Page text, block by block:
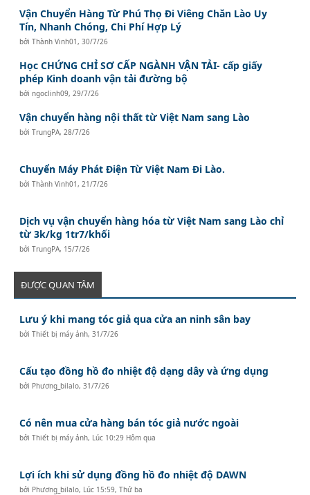
Vận Chuyển Hàng Từ Phú Thọ Đi Viêng Chăn Lào Uy
Tín, Nhanh Chóng, Chi Phí Hợp Lý
bởiThành Vinh01 ,30/7/26
Học CHỨNG CHỈ SƠ CẤP NGÀNH VẬN TẢI- cấp giấy
phép Kinh doanh vận tải đường bộ
bởingoclinh09, 29/7/26
Vận chuyển hàng nội thất từ Việt Nam sang Lào
bởiTrungPA, 28/7/26
Chuyển Máy Phát Điện Từ Việt Nam Đi Lào.
bởiThành Vinh01 , 21/7/26
Dịch vụ vận chuyển hàng hóa từ Việt Nam sang Lào chỉ
từ 3k/kg 1tr7/khối
bởiTrungPA, 15/7/26
ĐƯỢC QUAN TÂM
Lưu ý khi mang tóc giả qua cửa an ninh sân bay
bởiThiết bị máy ảnh,31/7/26
Cấu tạo đồng hồ đo nhiệt độ dạng dây và ứng dụng
bởi Phương_bilalo,31/7/26
Có nên mua cửa hàng bán tóc giả nước ngoài
bởiThiết bị máy ảnh, Lúc 10:29 Hôm qua
Lợi ích khi sử dụng đồng hồ đo nhiệt độ DAWN
bởi Phương_bilalo, Lúc 15:59, Thứ ba